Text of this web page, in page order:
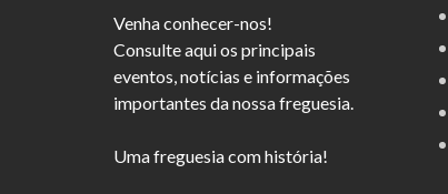
Venha conhecer-nos!
Consulte aqui os principais
eventos, notícias e informações
importantes da nossa freguesia.
Uma freguesia com história!